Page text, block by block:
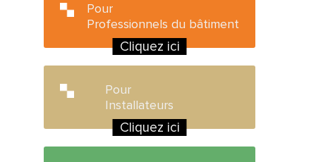
Pour
Professionnels du bâtiment
Cliquez ici
Pour
Installateurs
Cliquez ici